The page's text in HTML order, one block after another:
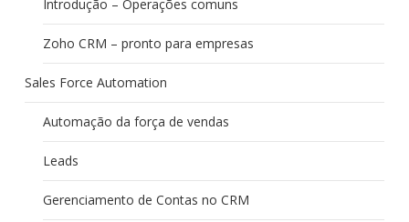
Introdução – Operações comuns
Zoho CRM – pronto para empresas
Sales Force Automation
Automação da força de vendas
Leads
Gerenciamento de Contas no CRM